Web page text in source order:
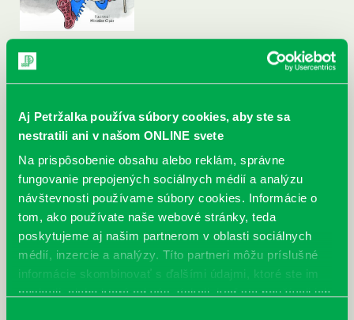
Aj Petržalka používa súbory cookies, aby ste sa
nestratili ani v našom ONLINE svete
Na prispôsobenie obsahu alebo reklám, správne
fungovanie prepojených sociálnych médií a analýzu
návštevnosti používame súbory cookies. Informácie o
tom, ako používate naše webové stránky, teda
poskytujeme aj našim partnerom v oblasti sociálnych
médií, inzercie a analýzy. Títo partneri môžu príslušné
informácie skombinovať s ďalšími údajmi, ktoré ste im
poskytli, alebo ktoré od vás získali, keď ste používali ich